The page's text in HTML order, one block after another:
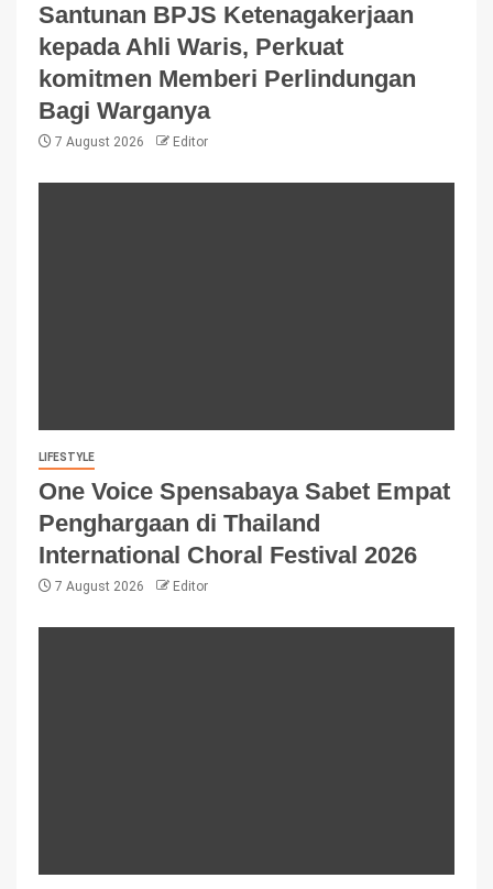
Santunan BPJS Ketenagakerjaan
kepada Ahli Waris, Perkuat
komitmen Memberi Perlindungan
Bagi Warganya
7 August 2026 Editor
LIFESTYLE
One Voice Spensabaya Sabet Empat
Penghargaan di Thailand
International Choral Festival 2026
7 August 2026 Editor